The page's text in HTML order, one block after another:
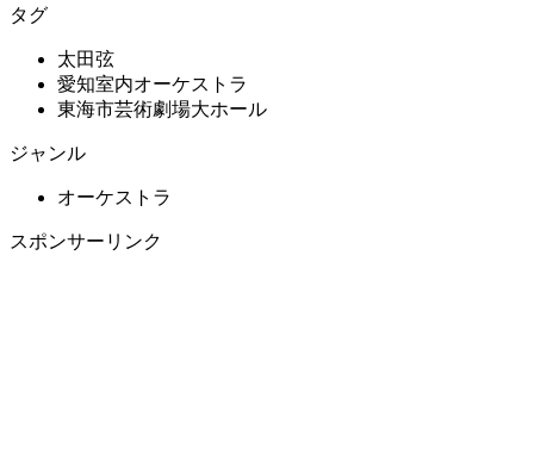
タグ
太田弦
愛知室内オーケストラ
東海市芸術劇場大ホール
ジャンル
オーケストラ
スポンサーリンク